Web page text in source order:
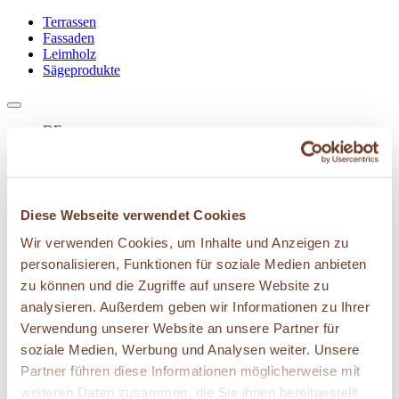
Diese Webseite verwendet Cookies
Wir verwenden Cookies, um Inhalte und Anzeigen zu
personalisieren, Funktionen für soziale Medien anbieten
zu können und die Zugriffe auf unsere Website zu
analysieren. Außerdem geben wir Informationen zu Ihrer
Verwendung unserer Website an unsere Partner für
soziale Medien, Werbung und Analysen weiter. Unsere
Partner führen diese Informationen möglicherweise mit
weiteren Daten zusammen, die Sie ihnen bereitgestellt
Terrassen
Fassaden
Leimholz
Sägeprodukte
DE
FR
01Gebirgslärche
03Terrassen
04Fassaden
05Leimholz
06
07Referenzen
Jobs
Kontakt